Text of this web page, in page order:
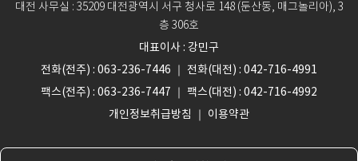
대전 사무실 : 35209 대전광역시 서구 청사로 148 (둔산동, 매그놀리아), 3
층 306호
대표이사 : 강민구
전화(전주) : 063-236-7446 ｜ 전화(대전) : 042-716-4991
팩스(전주) : 063-236-7447 ｜ 팩스(대전) : 042-716-4992
개인정보취급방침
이용약관